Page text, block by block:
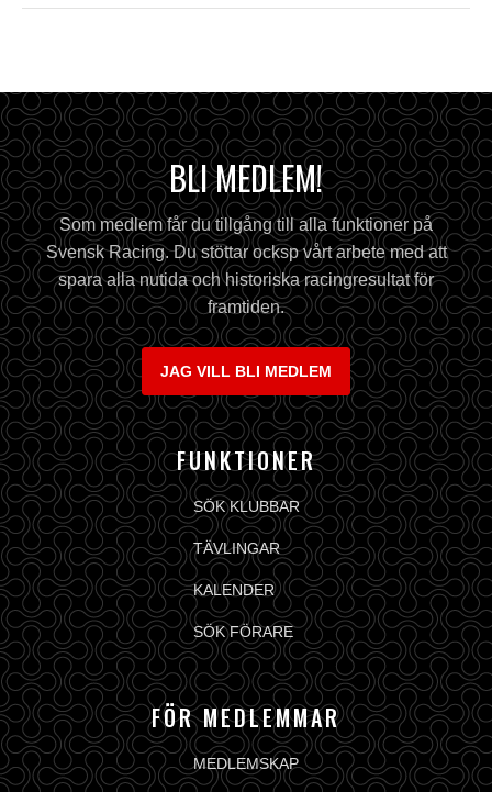
BLI MEDLEM!
Som medlem får du tillgång till alla funktioner på
Svensk Racing. Du stöttar ocksp vårt arbete med att
spara alla nutida och historiska racingresultat för
framtiden.
JAG VILL BLI MEDLEM
FUNKTIONER
SÖK KLUBBAR
TÄVLINGAR
KALENDER
SÖK FÖRARE
FÖR MEDLEMMAR
MEDLEMSKAP